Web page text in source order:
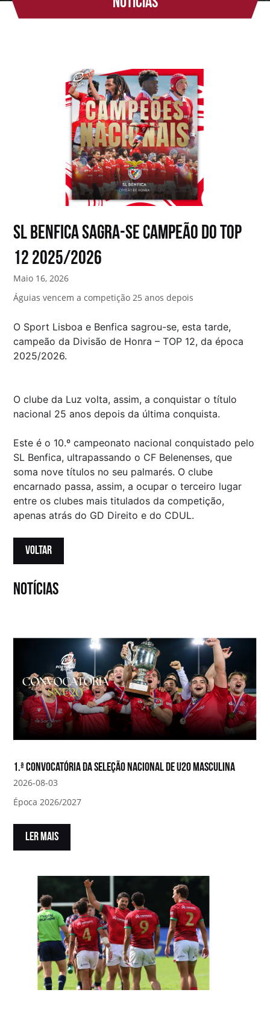
SL BENFICA SAGRA-SE CAMPEÃO DO TOP
12 2025/2026
Maio 16, 2026
Águias vencem a competição 25 anos depois
O Sport Lisboa e Benfica sagrou-se, esta tarde,
campeão da Divisão de Honra – TOP 12, da época
2025/2026.
O clube da Luz volta, assim, a conquistar o título
nacional 25 anos depois da última conquista.
Este é o 10.º campeonato nacional conquistado pelo
SL Benfica, ultrapassando o CF Belenenses, que
soma nove títulos no seu palmarés. O clube
encarnado passa, assim, a ocupar o terceiro lugar
entre os clubes mais titulados da competição,
apenas atrás do GD Direito e do CDUL.
VOLTAR
notícias
1.ª convocatória da Seleção Nacional de U20 Masculina
2026-08-03
Época 2026/2027
LER MAIS